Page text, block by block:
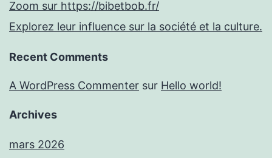
Zoom sur https://bibetbob.fr/
Explorez leur influence sur la société et la culture.
Recent Comments
A WordPress Commenter sur Hello world!
Archives
mars 2026